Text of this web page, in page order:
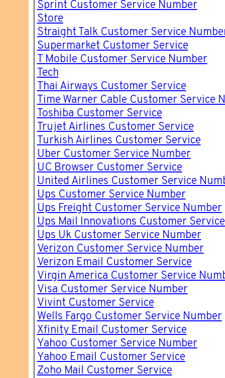
Sprint Customer Service Number
Store
Straight Talk Customer Service
Supermarket Customer Service
T Mobile Customer Service Number
Tech
Thai Airways Customer Service
Time Warner Cable Customer Service
Toshiba Customer Service
Trujet Airlines Customer Service
Turkish Airlines Customer Service
Uber Customer Service Number
UC Browser Customer Service
United Airlines Customer Service
Ups Customer Service Number
Ups Freight Customer Service Number
Ups Mail Innovations Customer
Ups Uk Customer Service Number
Verizon Customer Service Number
Verizon Email Customer Service
Virgin America Customer Service
Visa Customer Service Number
Vivint Customer Service
Wells Fargo Customer Service Number
Xfinity Email Customer Service
Yahoo Customer Service Number
Yahoo Email Customer Service
Zoho Mail Customer Service